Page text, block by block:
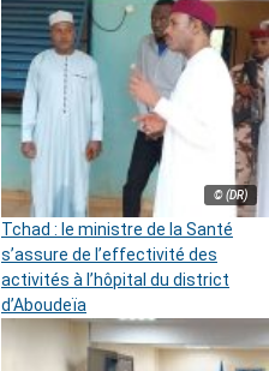
© (DR)
Tchad : le ministre de la Santé
s’assure de l’effectivité des
activités à l’hôpital du district
d’Aboudeïa